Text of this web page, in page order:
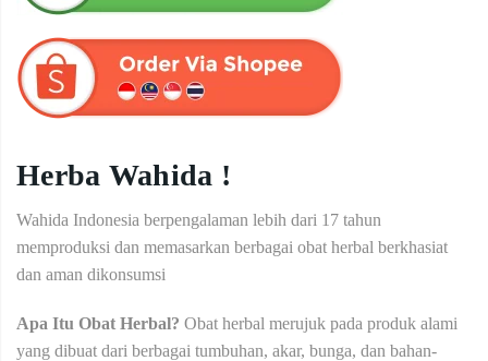
Herba Wahida !
Wahida Indonesia berpengalaman lebih dari 17 tahun
memproduksi dan memasarkan berbagai obat herbal berkhasiat
dan aman dikonsumsi
Apa Itu Obat Herbal? Obat herbal merujuk pada produk alami
yang dibuat dari berbagai tumbuhan, akar, bunga, dan bahan-